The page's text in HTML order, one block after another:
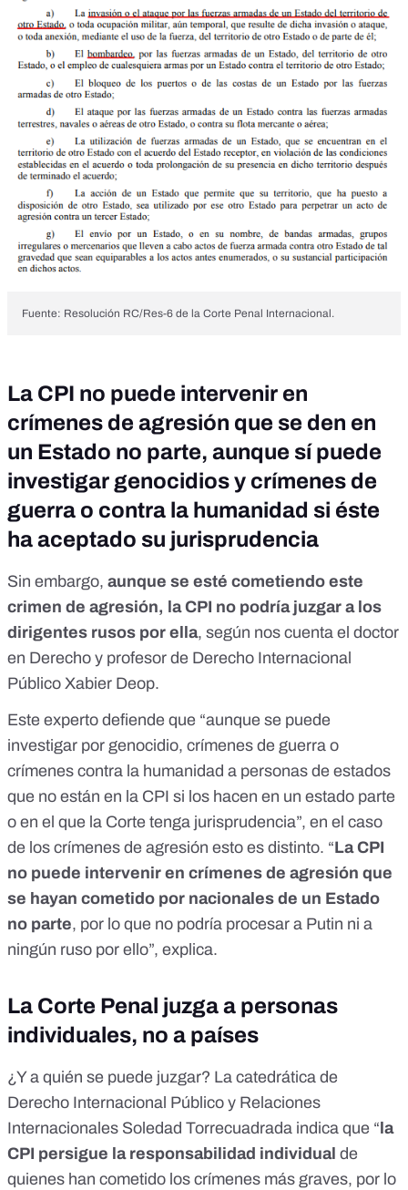
Fuente: Resolución RC/Res-6 de la Corte Penal Internacional.
La CPI no puede intervenir en
crímenes de agresión que se den en
un Estado no parte, aunque sí puede
investigar genocidios y crímenes de
guerra o contra la humanidad si éste
ha aceptado su jurisprudencia
Sin embargo, aunque se esté cometiendo este
crimen de agresión, la CPI no podría juzgar a los
dirigentes rusos por ella, según nos cuenta el doctor
en Derecho y profesor de Derecho Internacional
Público Xabier Deop.
Este experto defiende que “aunque se puede
investigar por genocidio, crímenes de guerra o
crímenes contra la humanidad a personas de estados
que no están en la CPI si los hacen en un estado parte
o en el que la Corte tenga jurisprudencia”, en el caso
de los crímenes de agresión esto es distinto. “La CPI
no puede intervenir en crímenes de agresión que
se hayan cometido por nacionales de un Estado
no parte, por lo que no podría procesar a Putin ni a
ningún ruso por ello”, explica.
La Corte Penal juzga a personas
individuales, no a países
¿Y a quién se puede juzgar? La catedrática de
Derecho Internacional Público y Relaciones
Internacionales Soledad Torrecuadrada indica que “la
CPI persigue la responsabilidad individual de
quienes han cometido los crímenes más graves, por lo